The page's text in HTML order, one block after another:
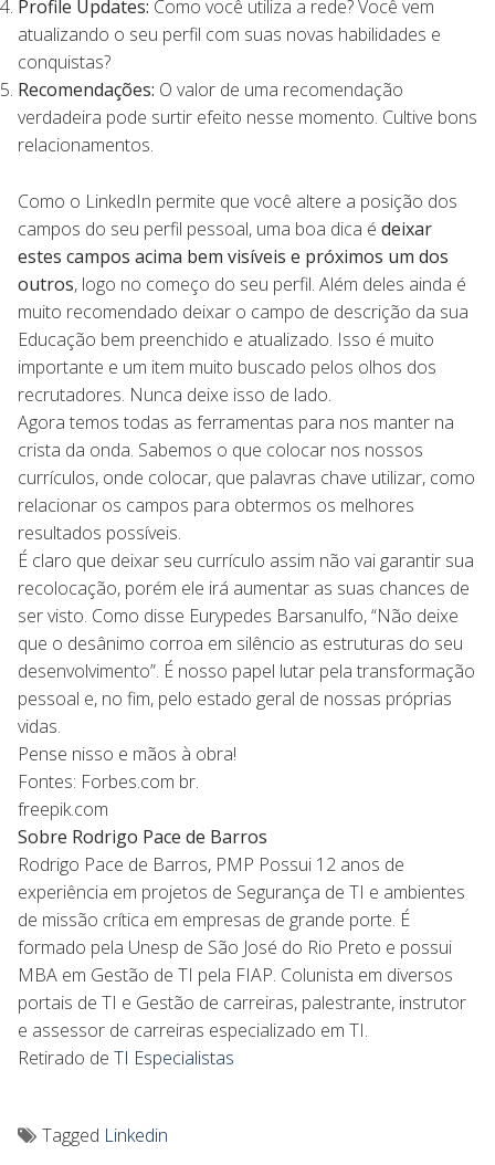
Profile Updates: Como você utiliza a rede? Você vem
atualizando o seu perfil com suas novas habilidades e
conquistas?
Recomendações: O valor de uma recomendação
verdadeira pode surtir efeito nesse momento. Cultive bons
relacionamentos.
Como o LinkedIn permite que você altere a posição dos
campos do seu perfil pessoal, uma boa dica é deixar
estes campos acima bem visíveis e próximos um dos
outros, logo no começo do seu perfil. Além deles ainda é
muito recomendado deixar o campo de descrição da sua
Educação bem preenchido e atualizado. Isso é muito
importante e um item muito buscado pelos olhos dos
recrutadores. Nunca deixe isso de lado.
Agora temos todas as ferramentas para nos manter na
crista da onda. Sabemos o que colocar nos nossos
currículos, onde colocar, que palavras chave utilizar, como
relacionar os campos para obtermos os melhores
resultados possíveis.
É claro que deixar seu currículo assim não vai garantir sua
recolocação, porém ele irá aumentar as suas chances de
ser visto. Como disse Eurypedes Barsanulfo, “Não deixe
que o desânimo corroa em silêncio as estruturas do seu
desenvolvimento”. É nosso papel lutar pela transformação
pessoal e, no fim, pelo estado geral de nossas próprias
vidas.
Pense nisso e mãos à obra!
Fontes: Forbes.com br.
freepik.com
Sobre Rodrigo Pace de Barros
Rodrigo Pace de Barros, PMP Possui 12 anos de
experiência em projetos de Segurança de TI e ambientes
de missão crítica em empresas de grande porte. É
formado pela Unesp de São José do Rio Preto e possui
MBA em Gestão de TI pela FIAP. Colunista em diversos
portais de TI e Gestão de carreiras, palestrante, instrutor
e assessor de carreiras especializado em TI.
Retirado de TI Especialistas
Tagged Linkedin